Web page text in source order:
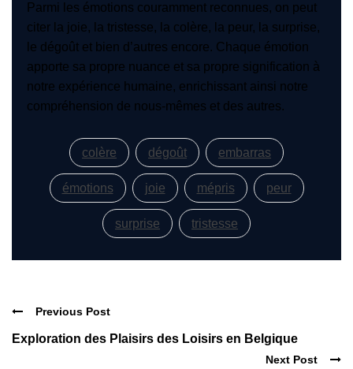
Parmi les émotions couramment reconnues, on peut
citer la joie, la tristesse, la colère, la peur, la surprise,
le dégoût et bien d’autres encore. Chaque émotion
apporte sa propre nuance et sa propre signification à
notre expérience humaine, enrichissant ainsi notre
compréhension de nous-mêmes et des autres.
colère dégoût embarras
émotions joie mépris peur
surprise tristesse
Previous Post
Exploration des Plaisirs des Loisirs en Belgique
Next Post